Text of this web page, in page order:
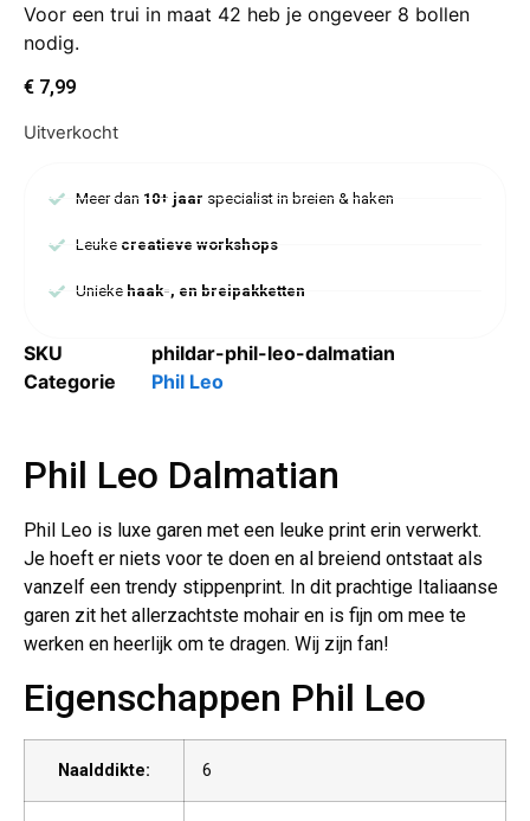
Voor een trui in maat 42 heb je ongeveer 8 bollen
nodig.
€ 7,99
Uitverkocht
Meer dan 10+ jaar specialist in breien & haken
Leuke creatieve workshops
Uniekehaak-, en breipakketten
SKU
phildar-phil-leo-dalmatian
Categorie
Phil Leo
Phil Leo Dalmatian
Phil Leo is luxe garen met een leuke print erin verwerkt.
Je hoeft er niets voor te doen en al breiend ontstaat als
vanzelf een trendy stippenprint. In dit prachtige Italiaanse
garen zit het allerzachtste mohair en is fijn om mee te
werken en heerlijk om te dragen. Wij zijn fan!
Eigenschappen Phil Leo
Naalddikte: 6